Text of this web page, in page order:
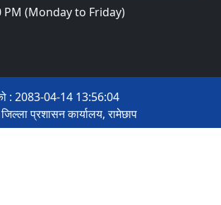
PM (Monday to Friday)
: 2083-04-14 13:56:04
प्रशासन कार्यालय, रामेछाप